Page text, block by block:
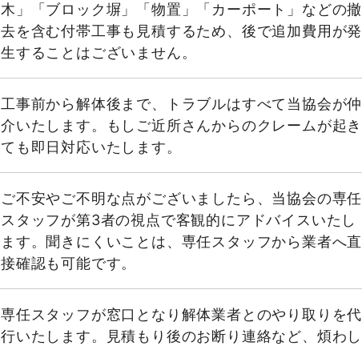
木」「ブロック塀」「物置」「カーポート」などの撤
去を含む付帯工事も見積するため、後で追加費用が発
生することはございません。
工事前から解体後まで、トラブルはすべて当協会が仲
介いたします。もしご近所さんからのクレームが起き
ても即日対応いたします。
ご不安やご不明な点がございましたら、当協会の専任
スタッフが第3者の視点で客観的にアドバイスいたし
ます。聞きにくいことは、専任スタッフから業者へ直
接確認も可能です。
専任スタッフが窓口となり解体業者とのやり取りを代
行いたします。見積もり後のお断り連絡など、煩わし